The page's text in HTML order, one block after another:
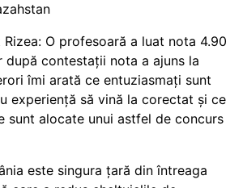
O profesoară a luat nota 4.90
după contestații nota a ajuns la
îmi arată ce entuziasmați sunt
experiență să vină la corectat și ce
sunt alocate unui astfel de concurs
este singura țară din întreaga